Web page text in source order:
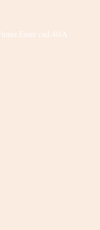
Emre